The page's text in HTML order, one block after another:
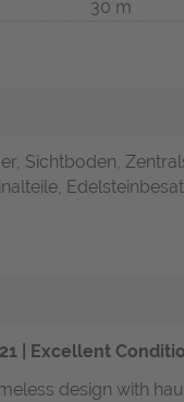
30 m
Sichtboden,
| Excellent
design with